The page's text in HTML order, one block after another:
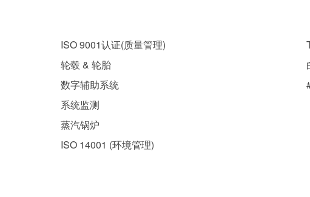
ISO 9001认证(质量管理)
轮毂 & 轮胎
数字辅助系统
系统监测
蒸汽锅炉
ISO 14001 (环境管理)